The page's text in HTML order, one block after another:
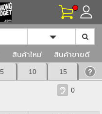
Toggle
สินค้าใหม่ สินค้าขายดี
5 10 15
0